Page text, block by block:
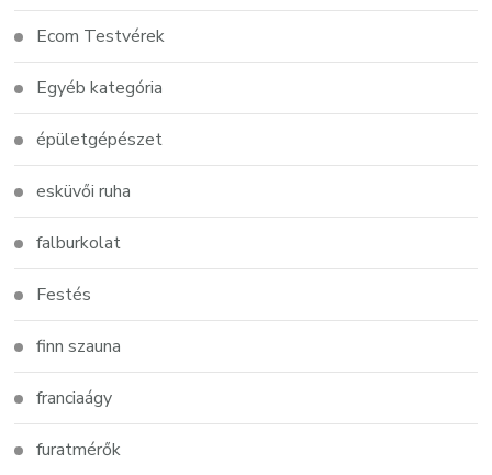
Ecom Testvérek
Egyéb kategória
épületgépészet
esküvői ruha
falburkolat
Festés
finn szauna
franciaágy
furatmérők